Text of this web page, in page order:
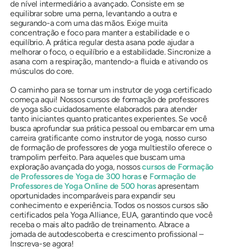
de nível intermediário a avançado. Consiste em se
equilibrar sobre uma perna, levantando a outra e
segurando-a com uma das mãos. Exige muita
concentração e foco para manter a estabilidade e o
equilíbrio. A prática regular desta asana pode ajudar a
melhorar o foco, o equilíbrio e a estabilidade. Sincronize a
asana com a respiração, mantendo-a fluida e ativando os
músculos do core.
O caminho para se tornar um instrutor de yoga certificado
começa aqui! Nossos cursos de formação de professores
de yoga são cuidadosamente elaborados para atender
tanto iniciantes quanto praticantes experientes. Se você
busca aprofundar sua prática pessoal ou embarcar em uma
carreira gratificante como instrutor de yoga, nosso curso
de formação de professores de yoga multiestilo oferece o
trampolim perfeito. Para aqueles que buscam uma
exploração avançada do yoga, nossoscursos de Formação
de Professores de Yoga de 300 horase Formação de
Professores de Yoga Online de 500 horasapresentam
oportunidades incomparáveis ​​para expandir seu
conhecimento e experiência. Todos os nossos cursos são
certificados pela Yoga Alliance, EUA, garantindo que você
receba o mais alto padrão de treinamento. Abrace a
jornada de autodescoberta e crescimento profissional –
Inscreva-se agora!